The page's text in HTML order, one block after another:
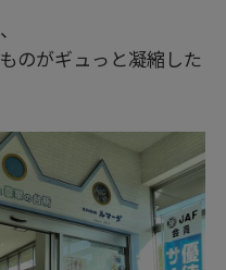
のがギュっと凝縮した